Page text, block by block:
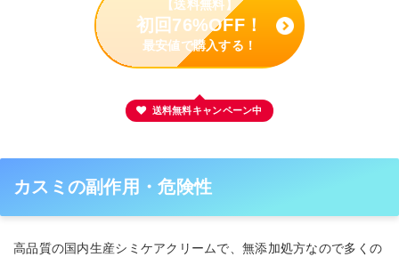
【送料無料】
初回76%OFF！
最安値で購入する！
送料無料キャンペーン中
カスミの副作用・危険性
高品質の国内生産シミケアクリームで、無添加処方なので多くの